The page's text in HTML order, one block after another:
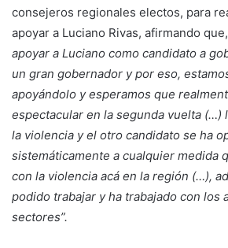
consejeros regionales electos, para
apoyar a Luciano Rivas, afirmando que,
apoyar a Luciano como candidato a
un gran gobernador y por eso,
apoyándolo y esperamos que
espectacular en la segunda vuelta (…)
la violencia y el otro candidato se ha
sistemáticamente a cualquier medida
con la violencia acá en la región (…),
podido trabajar y ha trabajado con los
sectores”.